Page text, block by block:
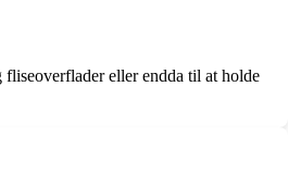
eller endda til at holde